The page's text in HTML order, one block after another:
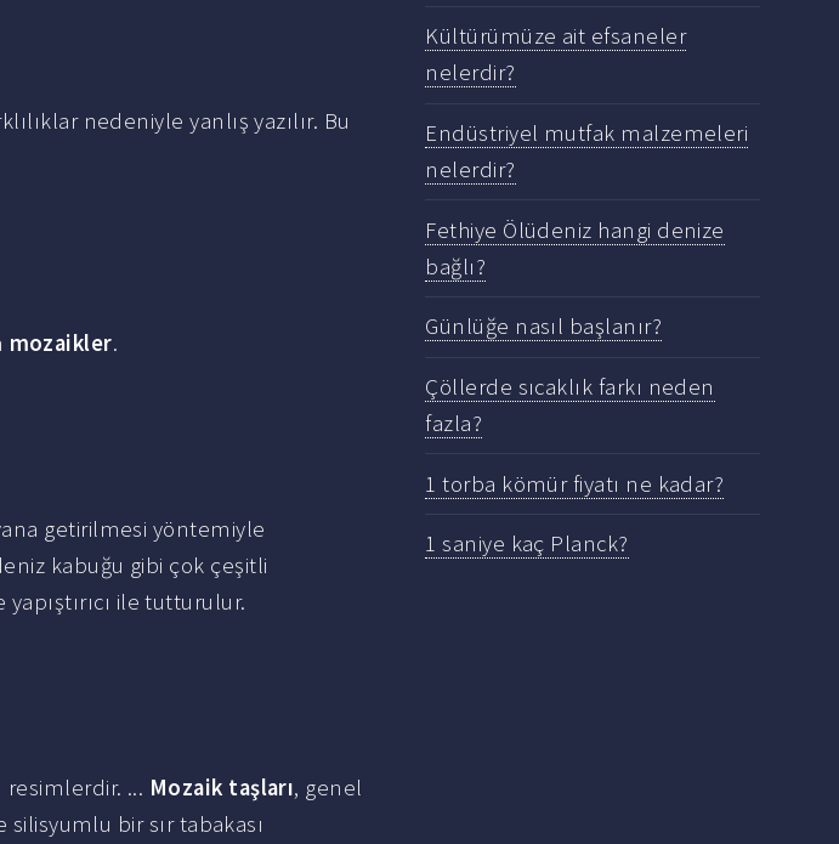
nedeniyle yanlış yazılır. Bu
mozaikler.
getirilmesi yöntemiyle
kabuğu gibi çok çeşitli
ile tutturulur.
resimlerdir. ... Mozaik taşları, genel
bir sır tabakası
Kültürümüze ait efsaneler
nelerdir?
Endüstriyel mutfak malzemeleri
nelerdir?
Fethiye Ölüdeniz hangi denize
bağlı?
Günlüğe nasıl başlanır?
Çöllerde sıcaklık farkı neden
fazla?
1 torba kömür fiyatı ne kadar?
1 saniye kaç Planck?